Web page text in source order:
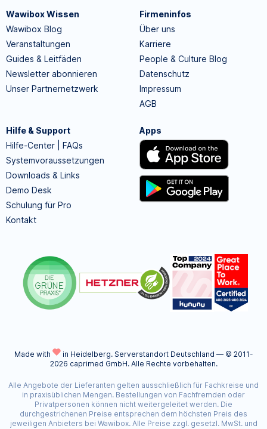
Wawibox Wissen
Wawibox Blog
Veranstaltungen
Guides & Leitfäden
Newsletter abonnieren
Unser Partnernetzwerk
Firmeninfos
Über uns
Karriere
People & Culture Blog
Datenschutz
Impressum
AGB
Hilfe & Support
Hilfe-Center | FAQs
Systemvoraussetzungen
Downloads & Links
Demo Desk
Schulung für Pro
Kontakt
Apps
Made with in Heidelberg. Serverstandort Deutschland — © 2011-
2026 caprimed GmbH. Alle Rechte vorbehalten.
Alle Angebote der Lieferanten gelten ausschließlich für Fachkreise und
in praxisüblichen Mengen. Bestellungen von Fachfremden oder
Privatpersonen können nicht weitergeleitet werden. Die
durchgestrichenen Preise entsprechen dem höchsten Preis des
jeweiligen Anbieters bei Wawibox. Alle Preise zzgl. gesetzl. MwSt. und